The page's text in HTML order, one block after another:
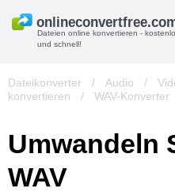
Dateien online konvertieren -
und schnell!
Dateikonverter / Audio /
konvertieren
/ WAV-Konverter
Umwandeln
WAV